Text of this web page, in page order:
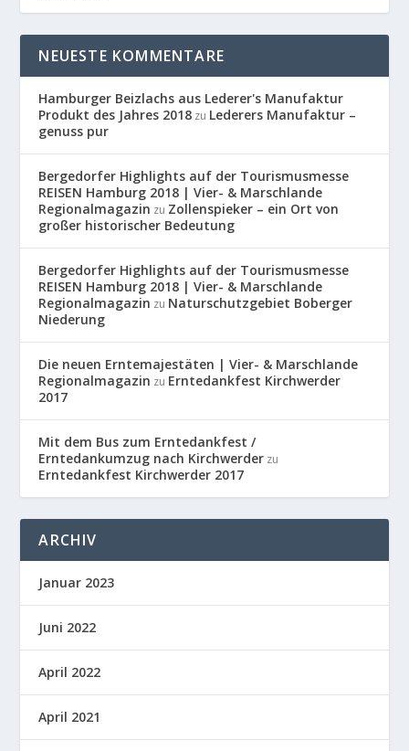
NEUESTE KOMMENTARE
Hamburger Beizlachs aus Lederer's Manufaktur
Produkt des Jahres 2018 zu Lederers Manufaktur –
genuss pur
Bergedorfer Highlights auf der Tourismusmesse
REISEN Hamburg 2018 | Vier- & Marschlande
Regionalmagazin zu Zollenspieker – ein Ort von
großer historischer Bedeutung
Bergedorfer Highlights auf der Tourismusmesse
REISEN Hamburg 2018 | Vier- & Marschlande
Regionalmagazin zu Naturschutzgebiet Boberger
Niederung
Die neuen Erntemajestäten | Vier- & Marschlande
Regionalmagazin zu Erntedankfest Kirchwerder
2017
Mit dem Bus zum Erntedankfest /
Erntedankumzug nach Kirchwerder zu
Erntedankfest Kirchwerder 2017
ARCHIV
Januar 2023
Juni 2022
April 2022
April 2021